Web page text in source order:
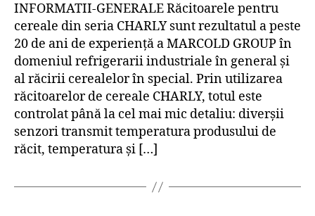
INFORMATII-GENERALE Răcitoarele pentru
cereale din seria CHARLY sunt rezultatul a peste
20 de ani de experiență a MARCOLD GROUP în
domeniul refrigerarii industriale în general și
al răcirii cerealelor în special. Prin utilizarea
răcitoarelor de cereale CHARLY, totul este
controlat până la cel mai mic detaliu: diverșii
senzori transmit temperatura produsului de
răcit, temperatura și […]